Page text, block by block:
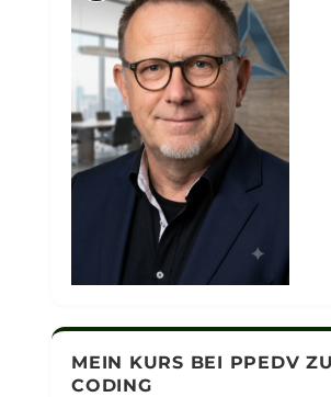
MEIN KURS BEI PPEDV
CODING